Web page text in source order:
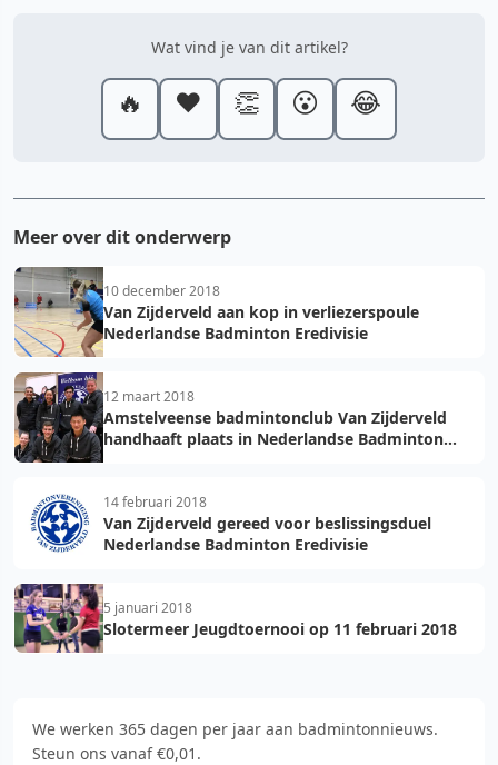
Wat vind je van dit artikel?
🔥 ❤️ 👏 😮 😂
Meer over dit onderwerp
10 december 2018
Van Zijderveld aan kop in verliezerspoule
Nederlandse Badminton Eredivisie
12 maart 2018
Amstelveense badmintonclub Van Zijderveld
handhaaft plaats in Nederlandse Badminton
14 februari 2018
Van Zijderveld gereed voor beslissingsduel
Nederlandse Badminton Eredivisie
5 januari 2018
Slotermeer Jeugdtoernooi op 11 februari 2018
We werken 365 dagen per jaar aan badmintonnieuws.
Steun ons vanaf €0,01.